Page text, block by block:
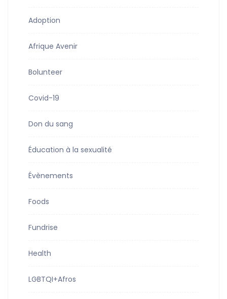
Adoption
Afrique Avenir
Bolunteer
Covid-19
Don du sang
Éducation à la sexualité
Évènements
Foods
Fundrise
Health
LGBTQI+Afros